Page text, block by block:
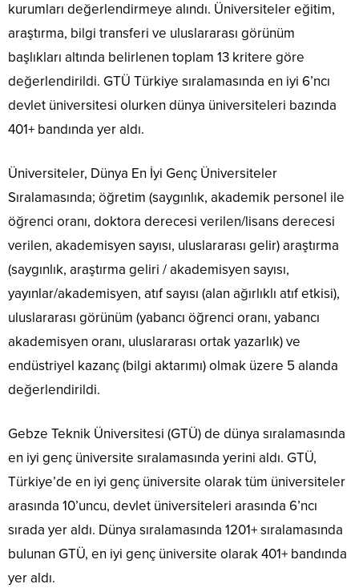
kurumları değerlendirmeye alındı. Üniversiteler eğitim,
araştırma, bilgi transferi ve uluslararası görünüm
başlıkları altında belirlenen toplam 13 kritere göre
değerlendirildi. GTÜ Türkiye sıralamasında en iyi 6’ncı
devlet üniversitesi olurken dünya üniversiteleri bazında
401+ bandında yer aldı.
Üniversiteler, Dünya En İyi Genç Üniversiteler
Sıralamasında; öğretim (saygınlık, akademik personel ile
öğrenci oranı, doktora derecesi verilen/lisans derecesi
verilen, akademisyen sayısı, uluslararası gelir) araştırma
(saygınlık, araştırma geliri / akademisyen sayısı,
yayınlar/akademisyen, atıf sayısı (alan ağırlıklı atıf etkisi),
uluslararası görünüm (yabancı öğrenci oranı, yabancı
akademisyen oranı, uluslararası ortak yazarlık) ve
endüstriyel kazanç (bilgi aktarımı) olmak üzere 5 alanda
değerlendirildi.
Gebze Teknik Üniversitesi (GTÜ) de dünya sıralamasında
en iyi genç üniversite sıralamasında yerini aldı. GTÜ,
Türkiye’de en iyi genç üniversite olarak tüm üniversiteler
arasında 10’uncu, devlet üniversiteleri arasında 6’ncı
sırada yer aldı. Dünya sıralamasında 1201+ sıralamasında
bulunan GTÜ, en iyi genç üniversite olarak 401+ bandında
yer aldı.